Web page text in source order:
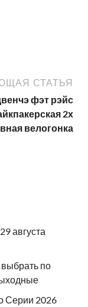
СТАТЬЯ
фэт рэйс
2х
велогонка
августа
по
Серии 2026